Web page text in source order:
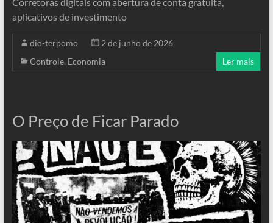
aplicativos de investimento
dio-terpomo
2 de junho de 2026
Controle, Economia Ler mais
O Preço de Ficar Parado